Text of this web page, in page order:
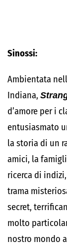
Sinossi:
Ambientata
Indiana,
d’amore per i
entusiasmato
la storia di un
amici, la
ricerca di
trama
secret,
molto
nostro mondo